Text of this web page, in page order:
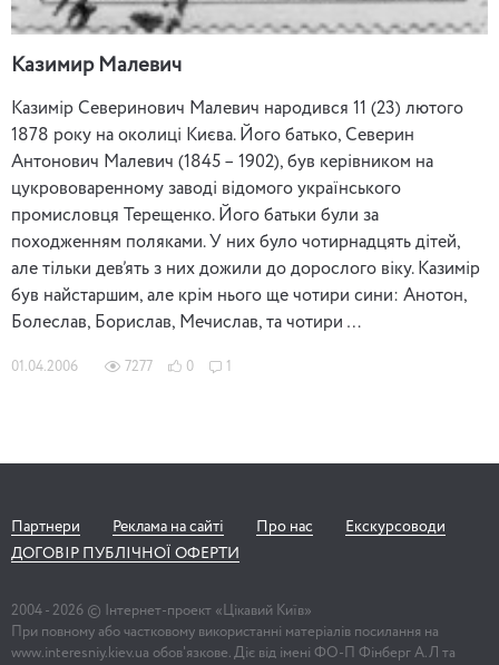
Казимир Малевич
Казимір Северинович Малевич народився 11 (23) лютого
1878 року на околиці Києва. Його батько, Северин
Антонович Малевич (1845 – 1902), був керівником на
цукрововаренному заводі відомого українського
промисловця Терещенко. Його батьки були за
походженням поляками. У них було чотирнадцять дітей,
але тільки дев’ять з них дожили до дорослого віку. Казимір
був найстаршим, але крім нього ще чотири сини: Анотон,
Болеслав, Борислав, Мечислав, та чотири …
01.04.2006 7277 0
Партнери Реклама на сайті Про нас
Екскурсоводи
ДОГОВІР ПУБЛІЧНОЇ ОФЕРТИ
2004 - 2026 © Інтернет-проект «Цікавий Київ»
При повному або частковому використанні матеріалів посилання на
www.interesniy.kiev.ua обов'язкове. Діє від імені ФО-П Фінберг А.Л та